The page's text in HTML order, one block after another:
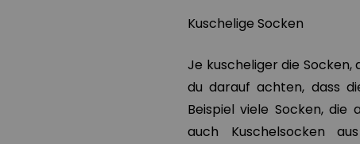
Kuschelige Socken
Je kuscheliger die Socken,
du darauf achten, dass
Beispiel viele Socken,
auch Kuschelsocken